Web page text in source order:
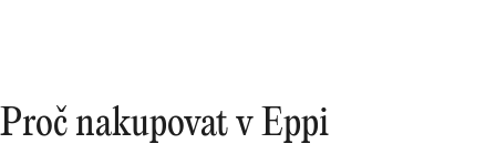
Proč nakupovat v Eppi